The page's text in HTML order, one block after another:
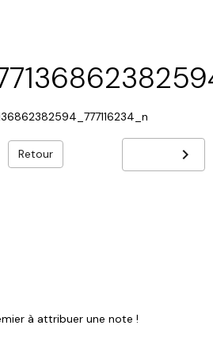
Retour
à attribuer une note !